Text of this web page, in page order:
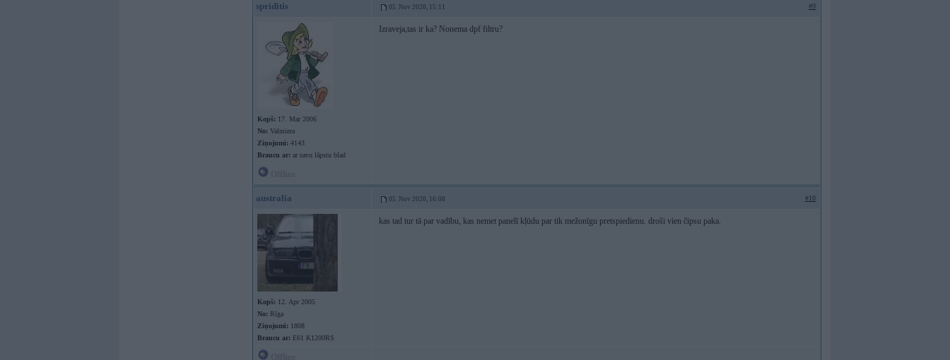
spriditis 05. Nov 2020, 15:11 #9
Kopš: 17. Mar 2006
No: Valmiera
Ziņojumi: 4143
Braucu ar: ar savu lāpstu blad
Izraveja,tas ir ka? Nonema dpf filtru?
australia 05. Nov 2020, 16:08 #10
Kopš: 12. Apr 2005
No: Rīga
Ziņojumi: 1808
Braucu ar: E61 K1200RS
kas tad tur tā par vadību, kas nemet panelī kļūdu par tik mežonīgu pretspiedienu. droši vien čipsu paka.